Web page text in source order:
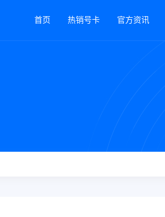
首页 热销号卡 官方资讯